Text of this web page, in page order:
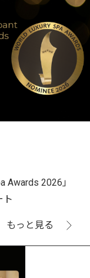
Awards 2026」
ト
もっと見る